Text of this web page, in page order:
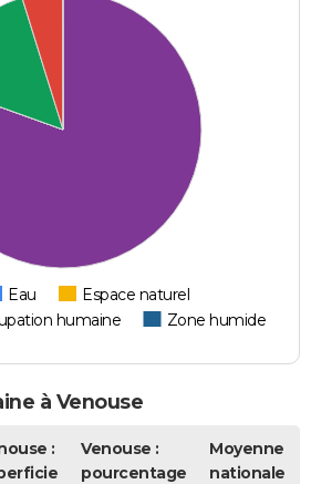
Eau
Espace naturel
humaine Zone humide
à Venouse
:
Venouse :
pourcentage
Moyenne
nationale